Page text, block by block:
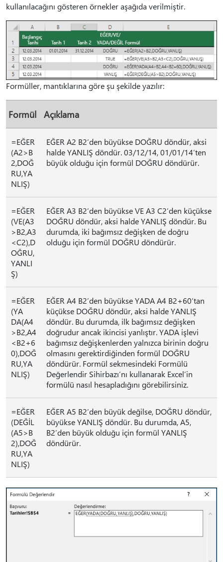
kullanılacağını gösteren örnekler aşağıda verilmiştir.
Formüller, mantıklarına göre şu şekilde yazılır:
Formül Açıklama
=EĞER
(A2>B
2,DOĞ
RU,YA
NLIŞ)
EĞER A2 B2’den büyükse DOĞRU döndür, aksi
halde YANLIŞ döndür. 03/12/14, 01/01/14’ten
büyük olduğu için formül DOĞRU döndürür.
=EĞER
(VE(A3
>B2,A3
<C2),D
OĞRU,
YANLI
Ş)
EĞER A3 B2’den büyükse VE A3 C2’den küçükse
DOĞRU döndür, aksi halde YANLIŞ döndür. Bu
durumda, iki bağımsız değişken de doğru
olduğu için formül DOĞRU döndürür.
=EĞER
(YA
DA(A4
>B2,A4
<B2+6
0),DOĞ
RU,YA
NLIŞ)
EĞER A4 B2’den büyükse YADA A4 B2+60’tan
küçükse DOĞRU döndür, aksi halde YANLIŞ
döndür. Bu durumda, ilk bağımsız değişken
doğrudur ancak ikincisi yanlıştır. YADA işlevi
bağımsız değişkenlerden yalnızca birinin doğru
olmasını gerektirdiğinden formül DOĞRU
döndürür. Formül sekmesindeki Formülü
Değerlendir Sihirbazı’nı kullanarak Excel’in
formülü nasıl hesapladığını görebilirsiniz.
=EĞER
(DEĞİL
(A5>B
2),DOĞ
RU,YA
NLIŞ)
EĞER A5 B2’den büyük değilse, DOĞRU döndür,
büyükse YANLIŞ döndür. Bu durumda, A5,
B2’den büyük olduğu için formül YANLIŞ
döndürür.